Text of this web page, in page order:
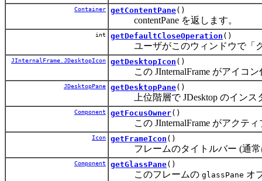
Container getContentPane()
contentPane を返します。
int getDefaultCloseOperation ()
ユーザがこのウィンドウで「ク
JInternalFrame.JDesktopIcon getDesktopIcon ()
この JInternalFrame がアイコン
JDesktopPane getDesktopPane()
上位階層で JDesktop のインス
Component getFocusOwner()
この JInternalFrame がアクティ
Icon getFrameIcon ()
フレームのタイトルバー (通常
Component getGlassPane()
このフレームの glassPane オ